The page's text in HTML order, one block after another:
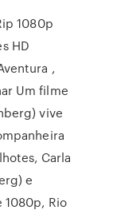
1080p
HD
,
Um filme
vive
Carla
e
1080p, Rio